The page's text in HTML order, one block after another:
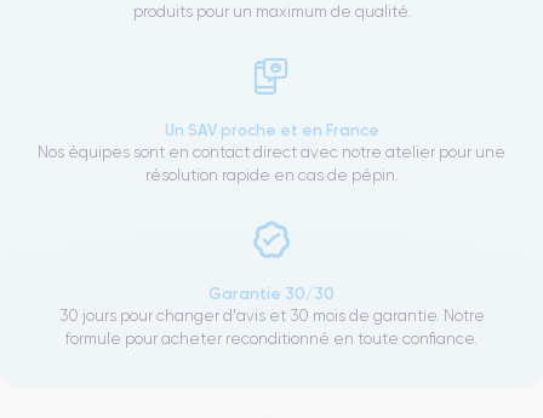
produits pour un maximum de qualité.
Un SAV proche et en France
Nos équipes sont en contact direct avec notre atelier pour une
résolution rapide en cas de pépin.
Garantie 30/30
30 jours pour changer d'avis et 30 mois de garantie. Notre
formule pour acheter reconditionné en toute confiance.